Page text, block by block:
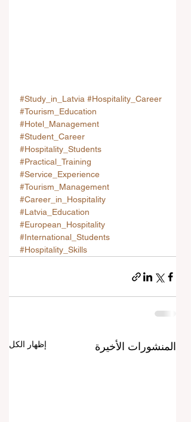
#Study_in_Latvia #Hospitality_Career
#Tourism_Education
#Hotel_Management
#Student_Career
#Hospitality_Students
#Practical_Training
#Service_Experience
#Tourism_Management
#Career_in_Hospitality
#Latvia_Education
#European_Hospitality
#International_Students
#Hospitality_Skills
المنشورات الأخيرة إظهار الكل